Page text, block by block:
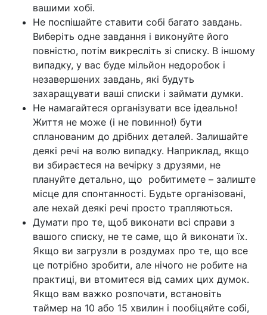
вашими хобі.
Не поспішайте ставити собі багато завдань.
Виберіть одне завдання і виконуйте його
повністю, потім викресліть зі списку. В іншому
випадку, у вас буде мільйон недоробок і
незавершених завдань, які будуть
захаращувати ваші списки і займати думки.
Не намагайтеся організувати все ідеально!
Життя не може (і не повинно!) бути
спланованим до дрібних деталей. Залишайте
деякі речі на волю випадку. Наприклад, якщо
ви збираєтеся на вечірку з друзями, не
плануйте детально, що робитимете – залиште
місце для спонтанності. Будьте організовані,
але нехай деякі речі просто трапляються.
Думати про те, щоб виконати всі справи з
вашого списку, не те саме, що й виконати їх.
Якщо ви загрузли в роздумах про те, що все
це потрібно зробити, але нічого не робите на
практиці, ви втомитеся від самих цих думок.
Якщо вам важко розпочати, встановіть
таймер на 10 або 15 хвилин і пообіцяйте собі,